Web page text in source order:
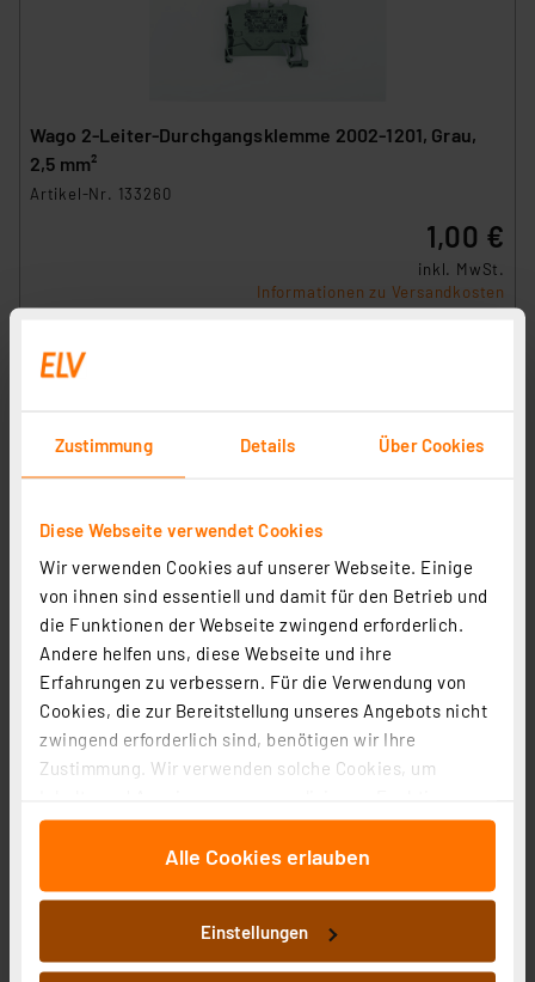
Zustimmung Details Über Cookies
Diese Webseite verwendet Cookies
Wir verwenden Cookies auf unserer Webseite. Einige
von ihnen sind essentiell und damit für den Betrieb und
die Funktionen der Webseite zwingend erforderlich.
Andere helfen uns, diese Webseite und ihre
Erfahrungen zu verbessern. Für die Verwendung von
Cookies, die zur Bereitstellung unseres Angebots nicht
zwingend erforderlich sind, benötigen wir Ihre
Zustimmung. Wir verwenden solche Cookies, um
für soziale Medien anbieten zu können und die Zugriffe
auf unsere Website zu analysieren. Außerdem geben
an unsere Partner für soziale Medien, Werbung und
Analysen weiter. Unsere Partner führen diese
Informationen möglicherweise mit weiteren Daten
Alle Cookies erlauben
Einstellungen
Wago 2-Leiter-Durchgangsklemme 2002-1201, Grau,
2,5 mm²
Artikel-Nr. 133260
1,00 €
inkl. MwSt.
Informationen zu Versandkosten
Lüsterklemme 16,0 mm²
Artikel-Nr. 108529
inkl. MwSt.
Informationen zu Versandkosten
Wago Kammbrücker 2002-404, 4-fach, 25 A
Artikel-Nr. 144130
1,08 €